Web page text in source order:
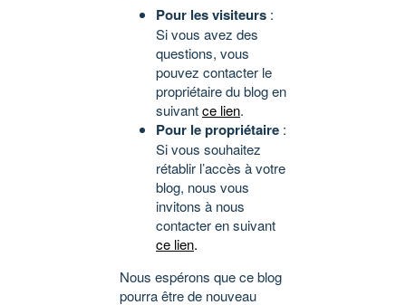
Pour les visiteurs :
Si vous avez des
questions, vous
pouvez contacter le
propriétaire du blog en
suivantce lien.
Pour le propriétaire :
Si vous souhaitez
rétablir l’accès à votre
blog, nous vous
invitons à nous
contacter en suivant
ce lien.
Nous espérons que ce blog
pourra être de nouveau